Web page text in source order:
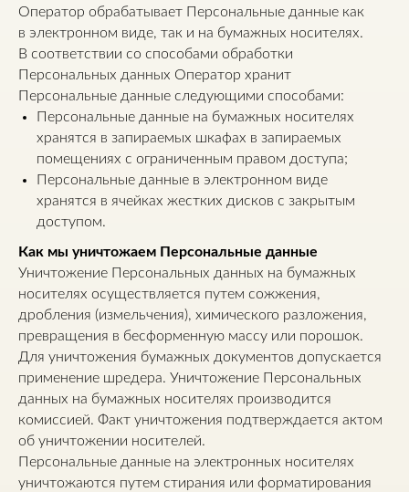
Оператор обрабатывает Персональные данные как
в электронном виде, так и на бумажных носителях.
В соответствии со способами обработки
Персональных данных Оператор хранит
Персональные данные следующими способами:
Персональные данные на бумажных носителях
хранятся в запираемых шкафах в запираемых
помещениях с ограниченным правом доступа;
Персональные данные в электронном виде
хранятся в ячейках жестких дисков с закрытым
доступом.
Как мы уничтожаем Персональные данные
Уничтожение Персональных данных на бумажных
носителях осуществляется путем сожжения,
дробления (измельчения), химического разложения,
превращения в бесформенную массу или порошок.
Для уничтожения бумажных документов допускается
применение шредера. Уничтожение Персональных
данных на бумажных носителях производится
комиссией. Факт уничтожения подтверждается актом
об уничтожении носителей.
Персональные данные на электронных носителях
уничтожаются путем стирания или форматирования